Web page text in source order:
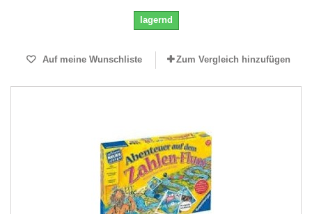
lagernd
Auf meine Wunschliste Zum Vergleich hinzufügen